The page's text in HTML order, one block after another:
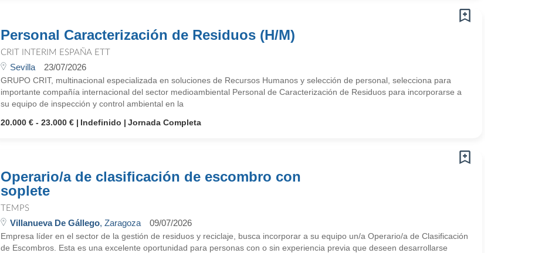
Personal Caracterización de Residuos (H/M)
CRIT INTERIM ESPAÑA ETT
Sevilla 23/07/2026
GRUPO CRIT, multinacional especializada en soluciones de Recursos Humanos y selección de personal, selecciona para
importante compañía internacional del sector medioambiental Personal de Caracterización de Residuos para incorporarse a
su equipo de inspección y control ambiental en la
20.000 € - 23.000 €
Indefinido Jornada Completa
Operario/a de clasificación de escombro con
soplete
TEMPS
Villanueva De Gállego, Zaragoza 09/07/2026
Empresa líder en el sector de la gestión de residuos y reciclaje, busca incorporar a su equipo un/a Operario/a de Clasificación
de Escombros. Esta es una excelente oportunidad para personas con o sin experiencia previa que deseen desarrollarse